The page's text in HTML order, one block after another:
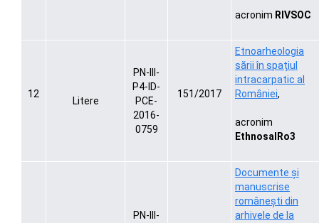
acronim RIVSOC
12
Litere
PN-III-
P4-ID-
PCE-
2016-
0759
151/2017
Etnoarheologia
sării în spațiul
intracarpatic al
României,
acronim
EthnosalRo3
PN-III-
Documente şi
manuscrise
româneşti din
arhivele de la